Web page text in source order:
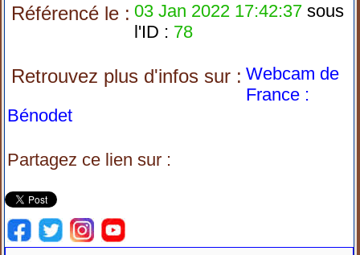
Référencé le : 03 Jan 2022 17:42:37 sous
l'ID : 78
Retrouvez plus d'infos sur : Webcam de
France :
Bénodet
Partagez ce lien sur :